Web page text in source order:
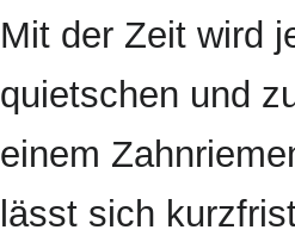
Mit der Zeit wird
quietschen und
einem
lässt sich